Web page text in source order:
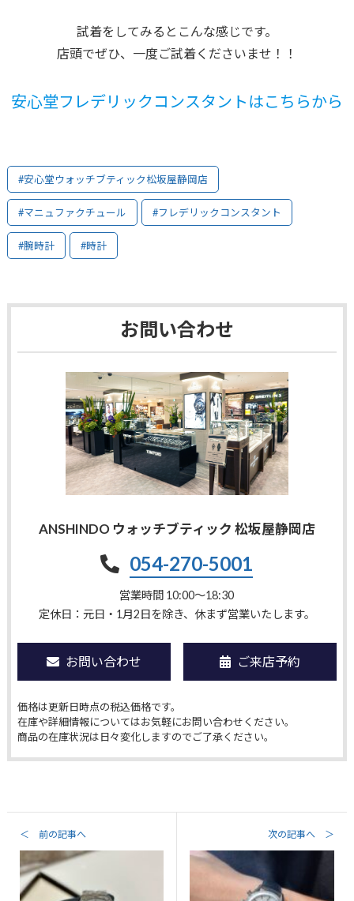
試着をしてみるとこんな感じです。
店頭でぜひ、一度ご試着くださいませ！！
安心堂フレデリックコンスタント はこちらから
#安心堂ウォッチブティック松坂屋静岡店
#マニュファクチュール #フレデリックコンスタント
#腕時計 #時計
お問い合わせ
ANSHINDO ウォッチブティック 松坂屋静岡店
054-270-5001
営業時間 10:00〜18:30
定休日：元日・1月2日を除き、休まず営業いたします。
お問い合わせ ご来店予約
価格は更新日時点の税込価格です。
在庫や詳細情報についてはお気軽にお問い合わせください。
商品の在庫状況は日々変化しますのでご了承ください。
＜ 前の記事へ 次の記事へ ＞